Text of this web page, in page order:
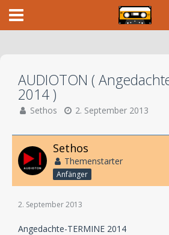
AUDIOTON (
2014 )
Sethos 2. September 2013
Sethos
Themenstarter
Anfänger
2. September 2013
Angedachte-TERMINE 2014